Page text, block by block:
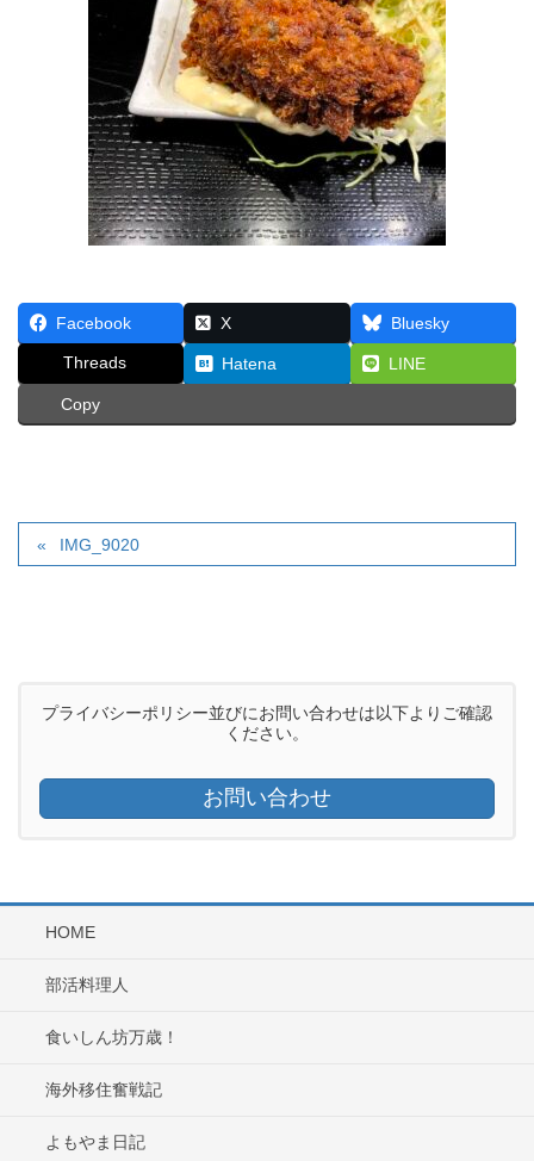
Facebook X Bluesky
Threads Hatena LINE
Copy
IMG_9020
プライバシーポリシー並びにお問い合わせは以下よりご確認
ください。
お問い合わせ
HOME
部活料理人
食いしん坊万歳！
海外移住奮戦記
よもやま日記